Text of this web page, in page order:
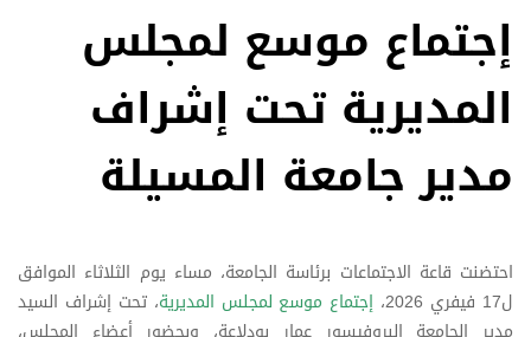
إجتماع موسع لمجلس
المديرية تحت إشراف
مدير جامعة المسيلة
احتضنت قاعة الاجتماعات برئاسة الجامعة، مساء يوم الثلاثاء الموافق
ل17 فيفري 2026،
إجتماع موسع لمجلس المديرية، تحت إشراف السيد